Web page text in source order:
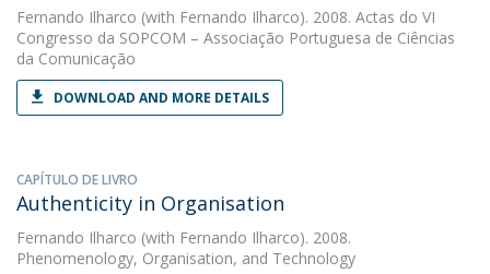
Fernando Ilharco (with Fernando Ilharco). 2008. Actas do VI
Congresso da SOPCOM – Associação Portuguesa de Ciências
da Comunicação
DOWNLOAD AND MORE DETAILS
CAPÍTULO DE LIVRO
Authenticity in Organisation
Fernando Ilharco (with Fernando Ilharco). 2008.
Phenomenology, Organisation, and Technology